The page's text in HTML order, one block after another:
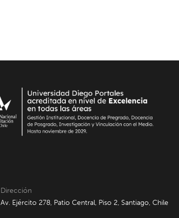
Dirección
Av. Ejército 278, Patio Central, Piso 2, Santiago, Chile